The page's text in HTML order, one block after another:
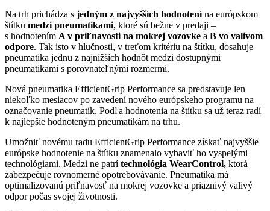
Na trh prichádza s jedným z najvyšších hodnotenína európskom
štítku medzi pneumatikami, ktoré sú bežne v predaji –
s hodnotením A v priľnavosti na mokrej vozovke a B vo valivom
odpore. Tak isto v hlučnosti, v treťom kritériu na štítku, dosahuje
pneumatika jednu z najnižších hodnôt medzi dostupnými
pneumatikami s porovnateľnými rozmermi.
Nová pneumatika EfficientGrip Performance sa predstavuje len
niekoľko mesiacov po zavedení nového európskeho programu na
označovanie pneumatík. Podľa hodnotenia na štítku sa už teraz radí
k najlepšie hodnoteným pneumatikám na trhu.
Umožniť novému radu EfficientGrip Performance získať najvyššie
európske hodnotenie na štítku znamenalo vybaviť ho vyspelými
technológiami. Medzi ne patrítechnológia WearControl, ktorá
zabezpečuje rovnomerné opotrebovávanie. Pneumatika má
optimalizovanú priľnavosť na mokrej vozovke a priaznivý valivý
odpor počas svojej životnosti.